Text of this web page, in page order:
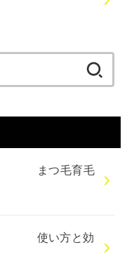
！ まつ毛育毛
い方と効